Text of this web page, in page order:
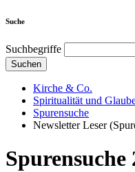
Suche
Suchbegriffe
Suchen
Kirche & Co.
Spiritualität und
Spurensuche
Newsletter Leser
Spurensuche